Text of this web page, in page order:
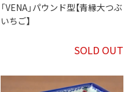
「VENA」パウンド型【青縁大つぶ
いちご】
SOLD OUT